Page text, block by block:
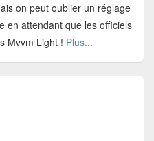
on peut oublier un réglage
en attendant que les officiels
Mvvm Light ! Plus...